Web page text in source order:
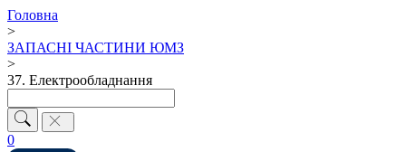
Головна
>
ЗАПАСНІ ЧАСТИНИ ЮМЗ
>
37. Електрообладнання
0